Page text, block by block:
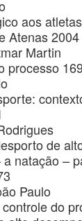
aos
Atenas
Martin
processo 169
de
natação –
Paulo
do